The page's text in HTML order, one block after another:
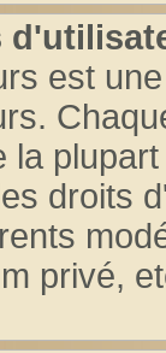
est
la
droits
privé,